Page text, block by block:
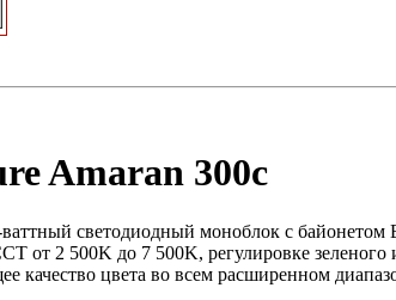
Amaran 300c
светодиодный моноблок с
от 2 500K до 7 500K, регулировке
качество цвета во всем расширенном